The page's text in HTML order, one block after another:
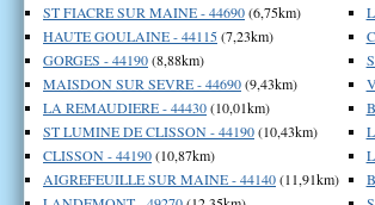
ST FIACRE SUR MAINE - 44690(6,75km)
HAUTE GOULAINE - 44115(7,23km)
GORGES - 44190(8,88km)
MAISDON SUR SEVRE - 44690(9,43km)
LA REMAUDIERE - 44430(10,01km)
ST LUMINE DE CLISSON - 44190(10,43km)
CLISSON - 44190(10,87km)
AIGREFEUILLE SUR MAINE - 44140(11,91km)